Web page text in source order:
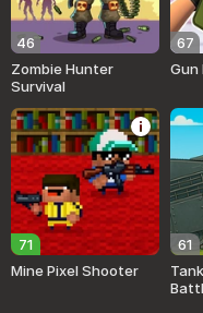
46
Zombie Hunter
Survival
67
Gun
71
Mine Pixel Shooter
61